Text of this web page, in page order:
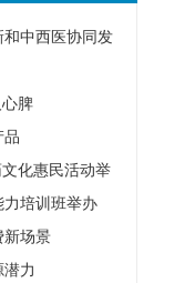
中西医协同发
脾
品
化惠民活动举
培训班举办
新场景
力